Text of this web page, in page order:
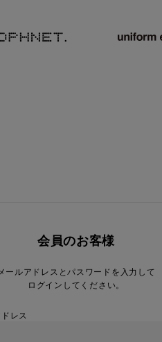
会員のお客様
メールアドレスとパスワードを入力して
ログインしてください。
レス